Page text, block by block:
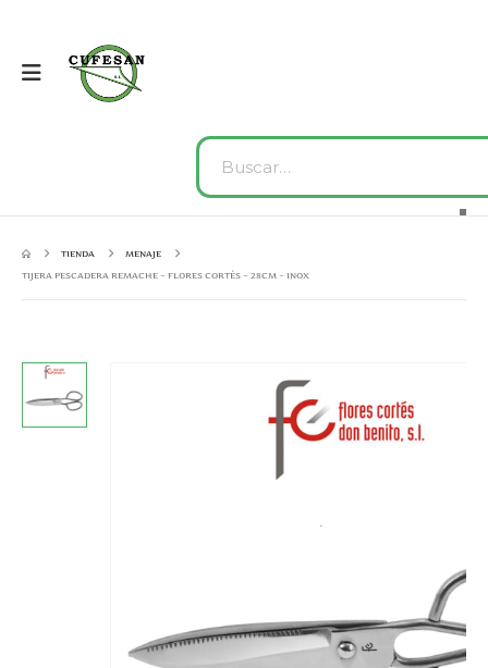
TIENDA
MENAJE
TIJERA PESCADERA REMACHE – FLORES CORTÉS – 28CM – INOX